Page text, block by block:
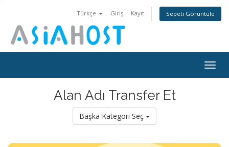
Türkçe Giriş Kayıt Sepeti Görüntüle
Alan Adı Transfer Et
Başka Kategori Seç